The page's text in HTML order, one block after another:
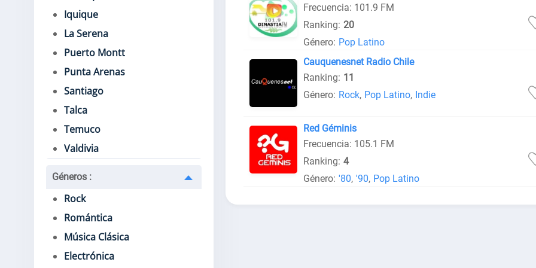
Iquique
La Serena
Puerto Montt
Punta Arenas
Santiago
Talca
Temuco
Valdivia
Géneros :
Rock
Romántica
Música Clásica
Electrónica
Frecuencia: 101.9 FM
Ranking: 20
Género: Pop Latino
Cauquenesnet Radio Chile
Ranking: 11
Género: Rock, Pop Latino, Indie
Red Géminis
Frecuencia: 105.1 FM
Ranking: 4
Género: '80, '90, Pop Latino